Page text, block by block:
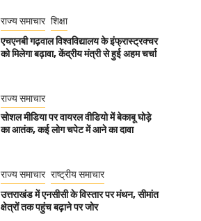
राज्य समाचार शिक्षा
एचएनबी गढ़वाल विश्वविद्यालय के इंफ्रास्ट्रक्चर
को मिलेगा बढ़ावा, केंद्रीय मंत्री से हुई अहम चर्चा
राज्य समाचार
सोशल मीडिया पर वायरल वीडियो में बेकाबू घोड़े
का आतंक, कई लोग चपेट में आने का दावा
राज्य समाचार राष्ट्रीय समाचार
उत्तराखंड में एनसीसी के विस्तार पर मंथन, सीमांत
क्षेत्रों तक पहुंच बढ़ाने पर जोर